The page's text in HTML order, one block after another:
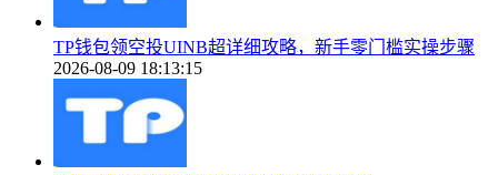
TP钱包领空投UINB超详细攻略，新手零门槛实操步骤
2026-08-09 18:13:15